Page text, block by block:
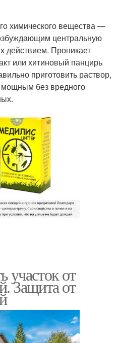
химического вещества —
центральную
действием. Проникает
или хитиновый панцирь
приготовить раствор,
без вредного
участок от
Защита от